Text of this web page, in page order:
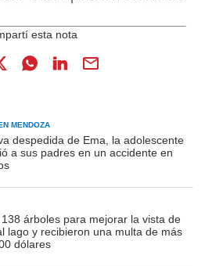
MENDOZA
despedida de Ema, la adolescente
a sus padres en un accidente en
árboles para mejorar la vista de
lago y recibieron una multa de más
dólares